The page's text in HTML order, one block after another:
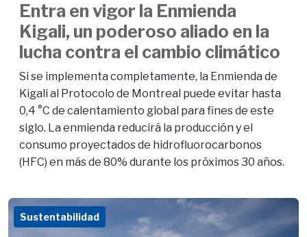
Entra en vigor la Enmienda
Kigali, un poderoso aliado en la
lucha contra el cambio climático
Si se implementa completamente, la Enmienda de
Kigali al Protocolo de Montreal puede evitar hasta
0,4 °C de calentamiento global para fines de este
siglo. La enmienda reducirá la producción y el
consumo proyectados de hidrofluorocarbonos
(HFC) en más de 80% durante los próximos 30 años.
Sustentabilidad